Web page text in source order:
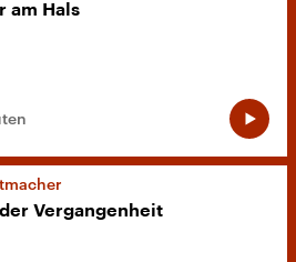
am Hals
der Vergangenheit